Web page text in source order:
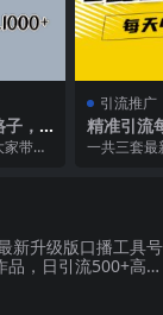
，
式
带的
引流推广
精准引流
天100 喜
一共三套最
新升级版口播工具
品，日引流500+高…